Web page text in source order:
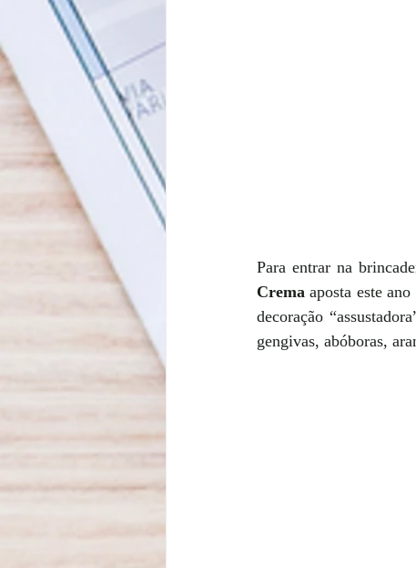
Para entrar na
Crema aposta este
decoração
gengivas, abóboras,